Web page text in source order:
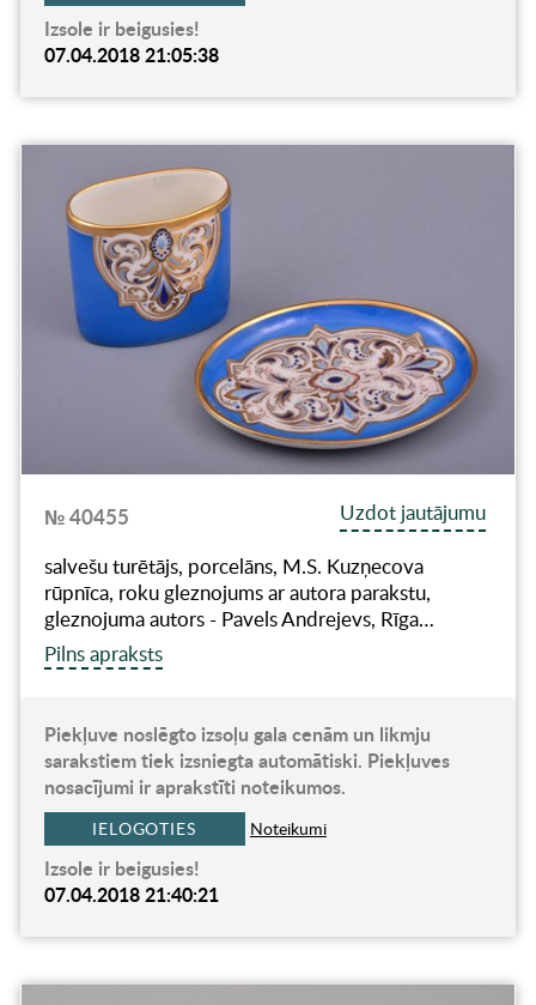
Izsole ir beigusies!
07.04.2018 21:05:38
№ 40455
Uzdot jautājumu
salvešu turētājs, porcelāns, M.S. Kuzņecova
rūpnīca, roku gleznojums ar autora parakstu,
gleznojuma autors - Pavels Andrejevs, Rīga…
Pilns apraksts
Piekļuve noslēgto izsoļu gala cenām un likmju
sarakstiem tiek izsniegta automātiski. Piekļuves
nosacījumi ir aprakstīti noteikumos.
IELOGOTIES Noteikumi
Izsole ir beigusies!
07.04.2018 21:40:21